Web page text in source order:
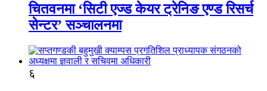
चितवनमा ‘सिटी एज्ड केयर ट्रेनिङ एण्ड रिसर्च
सेन्टर’ सञ्चालनमा
६